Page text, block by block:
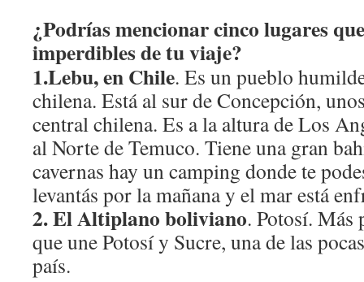
¿Podrías mencionar cinco lugares
imperdibles de tu viaje?
1.Lebu, en Chile. Es un pueblo
chilena. Está al sur de Concepción,
central chilena. Es a la altura de Los
al Norte de Temuco. Tiene una gran
cavernas hay un camping donde te
levantás por la mañana y el mar está
2.El Altiplano boliviano. Potosí. Más
que une Potosí y Sucre, una de las
país.